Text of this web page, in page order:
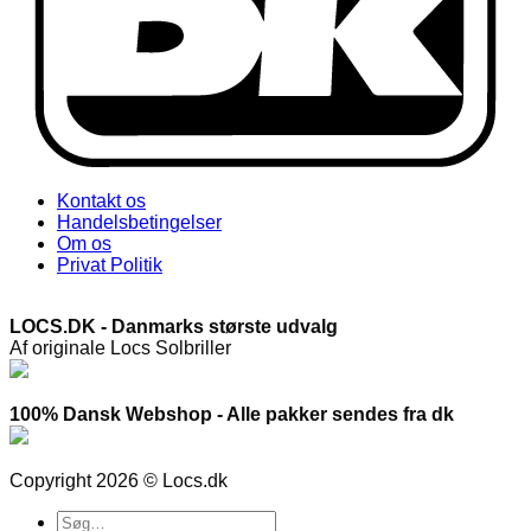
Kontakt os
Handelsbetingelser
Om os
Privat Politik
LOCS.DK - Danmarks største udvalg
Af originale Locs Solbriller
100% Dansk Webshop - Alle pakker sendes fra dk
Copyright 2026 © Locs.dk
Søg